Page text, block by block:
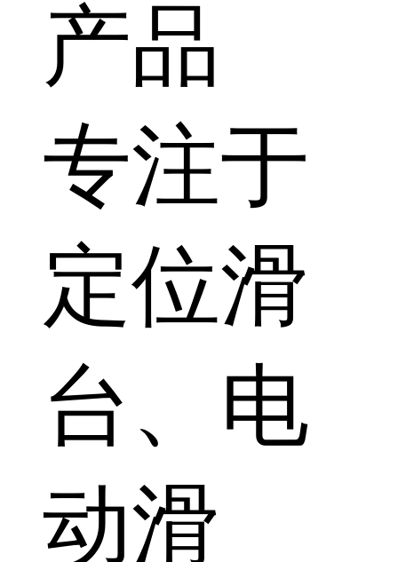
产品
专注于
定位滑
台、电
动滑